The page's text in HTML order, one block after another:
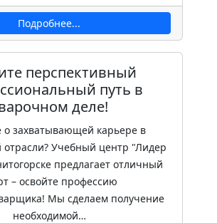
Подробнее...
перспективный
путь в
деле!
о захватывающей карьере в
отрасли? Учебный центр "Лидер
предлагает отличный
– освойте профессию
Мы сделаем получение
необходимой…